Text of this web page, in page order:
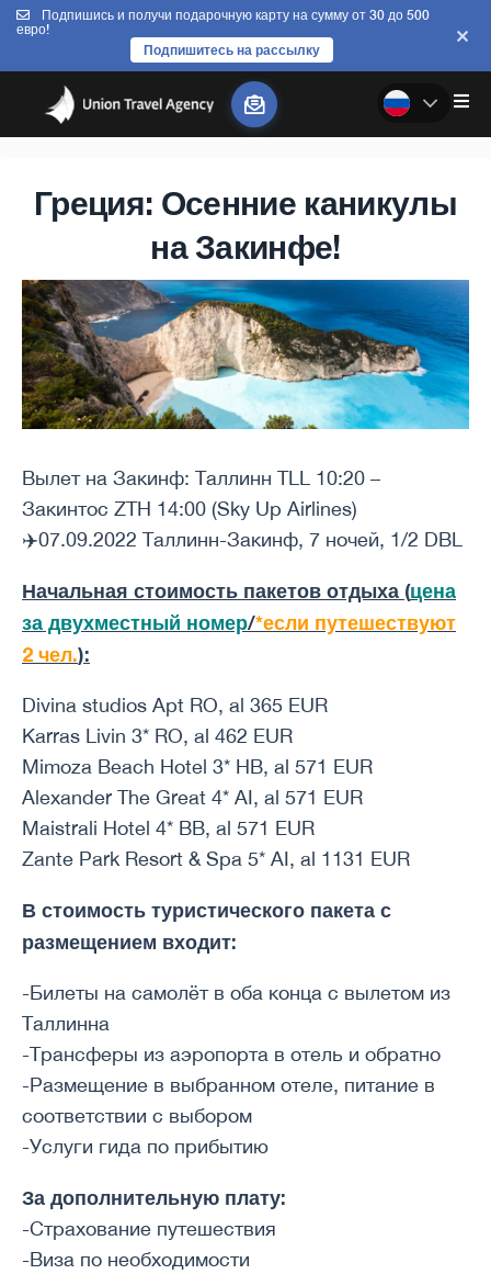
Подпишись и получи подарочную карту на сумму от 30 до 500
евро!
Подпишитесь на рассылку
Греция: Осенние каникулы
на Закинфе!
Вылет на Закинф: Таллинн TLL 10:20 –
Закинтос ZTH 14:00 (Sky Up Airlines)
✈️07.09.2022 Таллинн-Закинф, 7 ночей, 1/2 DBL
Начальная стоимость пакетов отдыха (цена
за двухместный номер/*если путешествуют
2 чел.):
Divina studios Apt RO, al 365 EUR
Karras Livin 3* RO, al 462 EUR
Mimoza Beach Hotel 3* HB, al 571 EUR
Alexander The Great 4* AI, al 571 EUR
Maistrali Hotel 4* BB, al 571 EUR
Zante Park Resort & Spa 5* AI, al 1131 EUR
В стоимость туристического пакета с
размещением входит:
-Билеты на самолёт в оба конца с вылетом из
Таллинна
-Трансферы из аэропорта в отель и обратно
-Размещение в выбранном отеле, питание в
соответствии с выбором
-Услуги гида по прибытию
За дополнительную плату:
-Страхование путешествия
-Виза по необходимости